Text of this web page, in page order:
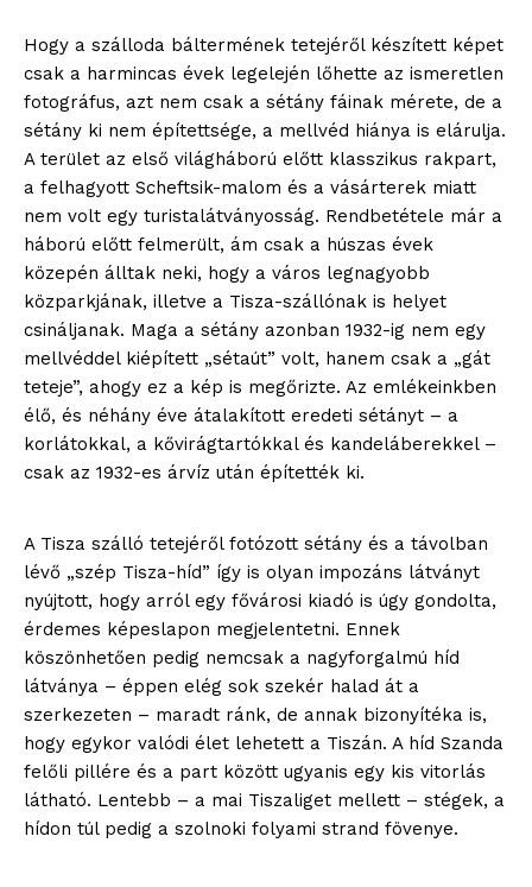
Hogy a szálloda báltermének tetejéről készített képet
csak a harmincas évek legelején lőhette az ismeretlen
fotográfus, azt nem csak a sétány fáinak mérete, de a
sétány ki nem építettsége, a mellvéd hiánya is elárulja.
A terület az első világháború előtt klasszikus rakpart,
a felhagyott Scheftsik-malom és a vásárterek miatt
nem volt egy turistalátványosság. Rendbetétele már a
háború előtt felmerült, ám csak a húszas évek
közepén álltak neki, hogy a város legnagyobb
közparkjának, illetve a Tisza-szállónak is helyet
csináljanak. Maga a sétány azonban 1932-ig nem egy
mellvéddel kiépített „sétaút” volt, hanem csak a „gát
teteje”, ahogy ez a kép is megőrizte. Az emlékeinkben
élő, és néhány éve átalakított eredeti sétányt – a
korlátokkal, a kővirágtartókkal és kandeláberekkel –
csak az 1932-es árvíz után építették ki.
A Tisza szálló tetejéről fotózott sétány és a távolban
lévő „szép Tisza-híd” így is olyan impozáns látványt
nyújtott, hogy arról egy fővárosi kiadó is úgy gondolta,
érdemes képeslapon megjelentetni. Ennek
köszönhetően pedig nemcsak a nagyforgalmú híd
látványa – éppen elég sok szekér halad át a
szerkezeten – maradt ránk, de annak bizonyítéka is,
hogy egykor valódi élet lehetett a Tiszán. A híd Szanda
felőli pillére és a part között ugyanis egy kis vitorlás
látható. Lentebb – a mai Tiszaliget mellett – stégek, a
hídon túl pedig a szolnoki folyami strand fövenye.